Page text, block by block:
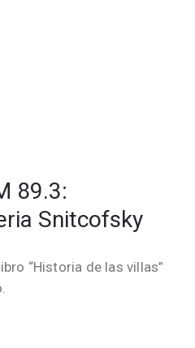
89.3:
Snitcofsky
“Historia de las villas”